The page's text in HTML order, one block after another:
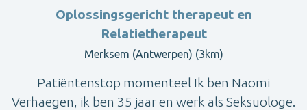
Oplossingsgericht therapeut en
Relatietherapeut
Merksem (Antwerpen) (3km)
Patiëntenstop momenteel Ik ben Naomi
Verhaegen, ik ben 35 jaar en werk als Seksuologe.